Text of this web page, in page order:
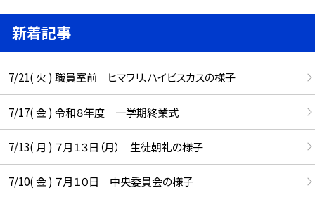
新着記事
7/21( 火 ) 職員室前 ヒマワリ、ハイビスカスの様子
7/17( 金 ) 令和８年度 一学期終業式
7/13( 月 ) ７月１３日（月） 生徒朝礼の様子
7/10( 金 ) ７月１０日 中央委員会の様子